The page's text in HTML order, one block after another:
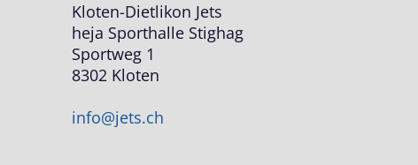
Kloten-Dietlikon Jets
heja Sporthalle Stighag
Sportweg 1
8302 Kloten
info@jets.ch